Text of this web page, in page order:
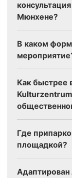
Мюнхене?
В каком
Как быстрее
Где
площадкой?